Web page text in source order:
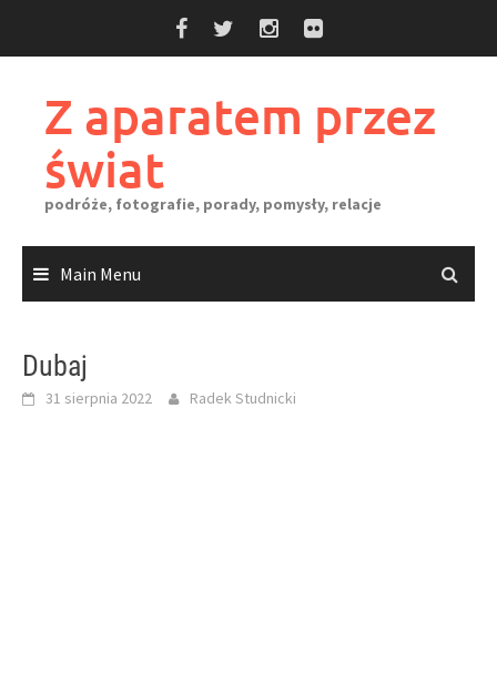
Z aparatem przez
świat
podróże, fotografie, porady, pomysły, relacje
Main Menu
Dubaj
31 sierpnia 2022 Radek Studnicki